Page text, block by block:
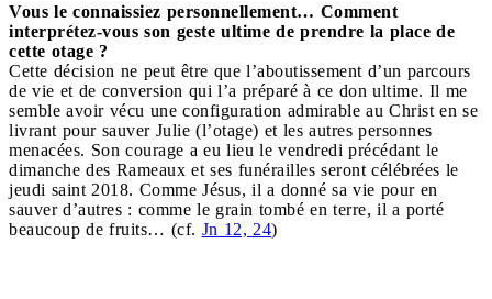
Vous le connaissiez personnellement… Comment
interprétez-vous son geste ultime de prendre la place de
cette otage ?
Cette décision ne peut être que l’aboutissement d’un parcours
de vie et de conversion qui l’a préparé à ce don ultime. Il me
semble avoir vécu une configuration admirable au Christ en se
livrant pour sauver Julie (l’otage) et les autres personnes
menacées. Son courage a eu lieu le vendredi précédant le
dimanche des Rameaux et ses funérailles seront célébrées le
jeudi saint 2018. Comme Jésus, il a donné sa vie pour en
sauver d’autres : comme le grain tombé en terre, il a porté
beaucoup de fruits… (cf. Jn 12, 24)